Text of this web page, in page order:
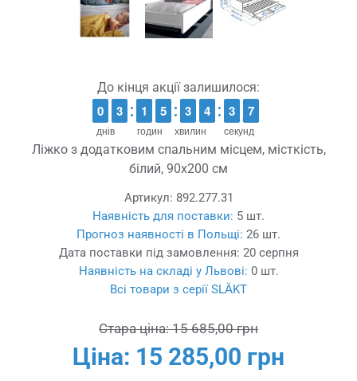
До кінця акції залишилося:
днів
9
9
0
0 2
2
3
3
годин
1
1
1
1 4
4
5
5
хвилин
2
2
3
3 3
3
4
4
секунд
4
3
3 6
6
5
Ліжко з додатковим спальним місцем, місткість,
білий, 90x200 см
Артикул: 892.277.31
Наявність для поставки: 5 шт.
Прогноз наявності в Польщі: 26 шт.
Дата поставки під замовлення: 20 серпня
Наявність на складі у Львові: 0 шт.
Всі товари з серії SLÄKT
Стара ціна: 15 685,00 грн
Ціна: 15 285,00 грн